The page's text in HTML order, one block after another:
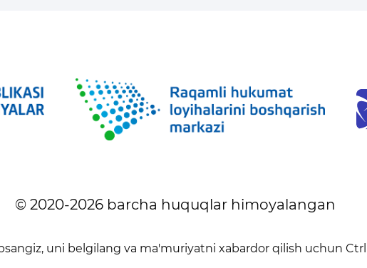
© 2020-2026 barcha huquqlar himoyalangan
uni belgilang va ma'muriyatni xabardor qilish uchun